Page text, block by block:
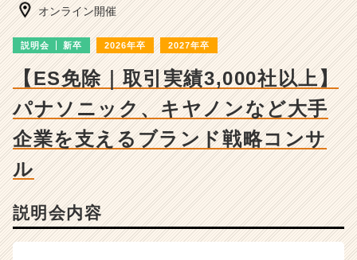
企
業
か
ら
ス
カ
ウ
オンライン開催
説明会 新卒 2026年卒 2027年卒
【ES免除｜取引実績3,000社以上】
パナソニック、キヤノンなど大手
企業を支えるブランド戦略コンサ
ル
説明会内容